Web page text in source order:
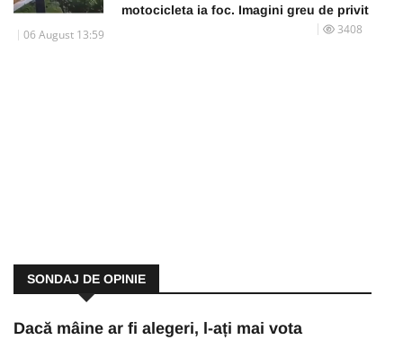
motocicleta ia foc. Imagini greu de privit
06 August 13:59 3408
SONDAJ DE OPINIE
Dacă mâine ar fi alegeri, l-ați mai vota